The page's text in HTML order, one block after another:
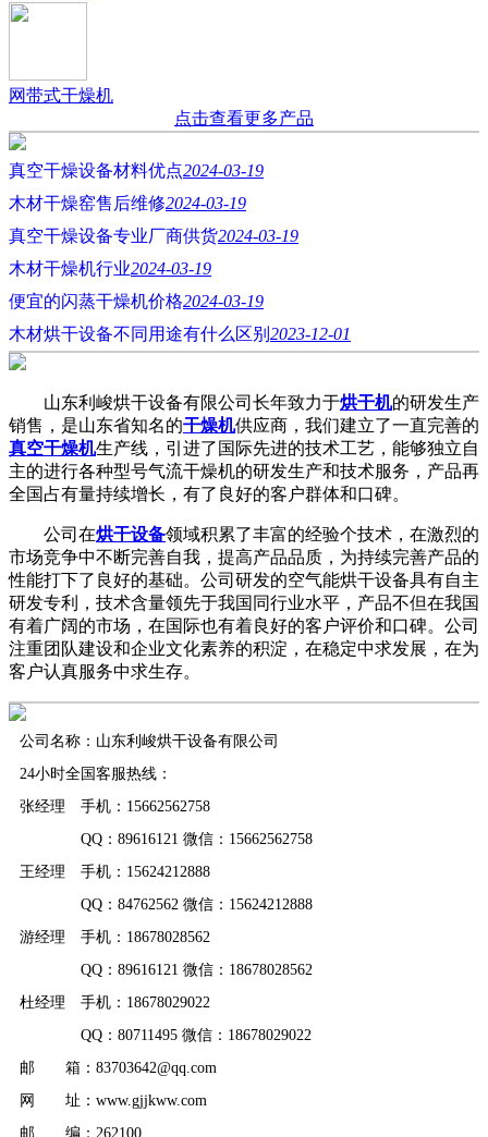
网带式干燥机
点击查看更多产品
真空干燥设备材料优点2024-03-19
木材干燥窑售后维修2024-03-19
真空干燥设备专业厂商供货2024-03-19
木材干燥机行业2024-03-19
便宜的闪蒸干燥机价格2024-03-19
木材烘干设备不同用途有什么区别 2023-12-01
山东利峻烘干设备有限公司长年致力于烘干机的研发生产
销售，是山东省知名的干燥机供应商，我们建立了一直完善的
真空干燥机生产线，引进了国际先进的技术工艺，能够独立自
主的进行各种型号气流干燥机的研发生产和技术服务，产品再
全国占有量持续增长，有了良好的客户群体和口碑。
公司在烘干设备领域积累了丰富的经验个技术，在激烈的
市场竞争中不断完善自我，提高产品品质，为持续完善产品的
性能打下了良好的基础。公司研发的空气能烘干设备具有自主
研发专利，技术含量领先于我国同行业水平，产品不但在我国
有着广阔的市场，在国际也有着良好的客户评价和口碑。公司
注重团队建设和企业文化素养的积淀，在稳定中求发展，在为
客户认真服务中求生存。
公司名称：山东利峻烘干设备有限公司
24小时全国客服热线：
张经理 手机：15662562758
QQ：89616121 微信：15662562758
王经理 手机：15624212888
QQ：84762562 微信：15624212888
游经理 手机：18678028562
QQ：89616121 微信：18678028562
杜经理 手机：18678029022
QQ：80711495 微信：18678029022
邮 箱：83703642@qq.com
网 址：www.gjjkww.com
邮 编：262100